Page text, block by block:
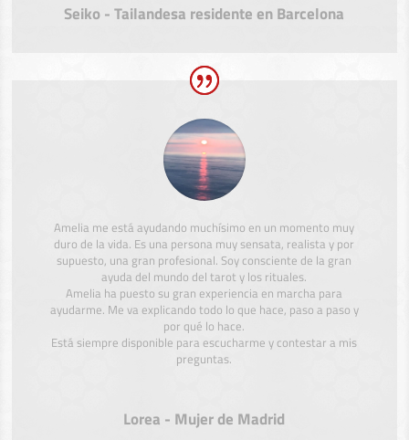
Seiko - Tailandesa residente en Barcelona
Amelia me está ayudando muchísimo en un momento muy
duro de la vida. Es una persona muy sensata, realista y por
supuesto, una gran profesional. Soy consciente de la gran
ayuda del mundo del tarot y los rituales.
Amelia ha puesto su gran experiencia en marcha para
ayudarme. Me va explicando todo lo que hace, paso a paso y
por qué lo hace.
Está siempre disponible para escucharme y contestar a mis
preguntas.
Lorea - Mujer de Madrid